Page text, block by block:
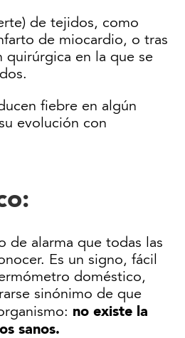
de tejidos, como
de miocardio, o tras
quirúrgica en la que se
fiebre en algún
evolución con
:
de alarma que todas las
Es un signo, fácil
doméstico,
sinónimo de que
no existe la
sanos.